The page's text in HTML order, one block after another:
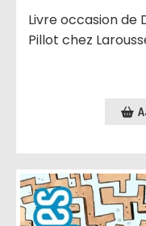
Livre occasion de
Pillot chez